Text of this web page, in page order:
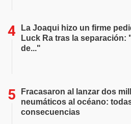
La Joaqui hizo un firme
Luck Ra tras la separación:
de..."
Fracasaron al lanzar dos
neumáticos al océano:
consecuencias